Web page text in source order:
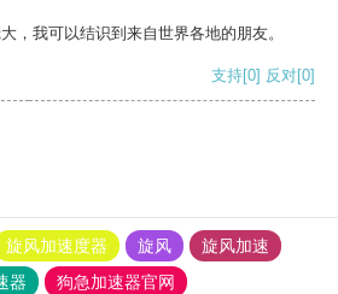
，我可以结识到来自世界各地的朋友。
支持[0] 反对[0]
旋风加速度器 旋风
旋风加速
器
狗急加速器官网